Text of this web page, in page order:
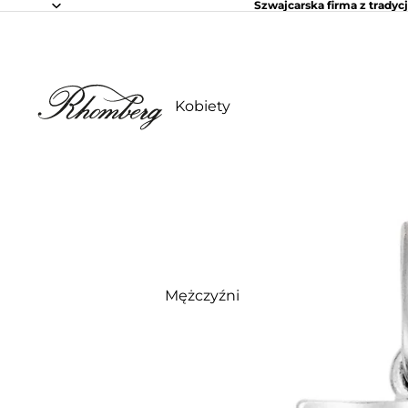
Szwajcarska firma z
Kobiety
Mężczyźni